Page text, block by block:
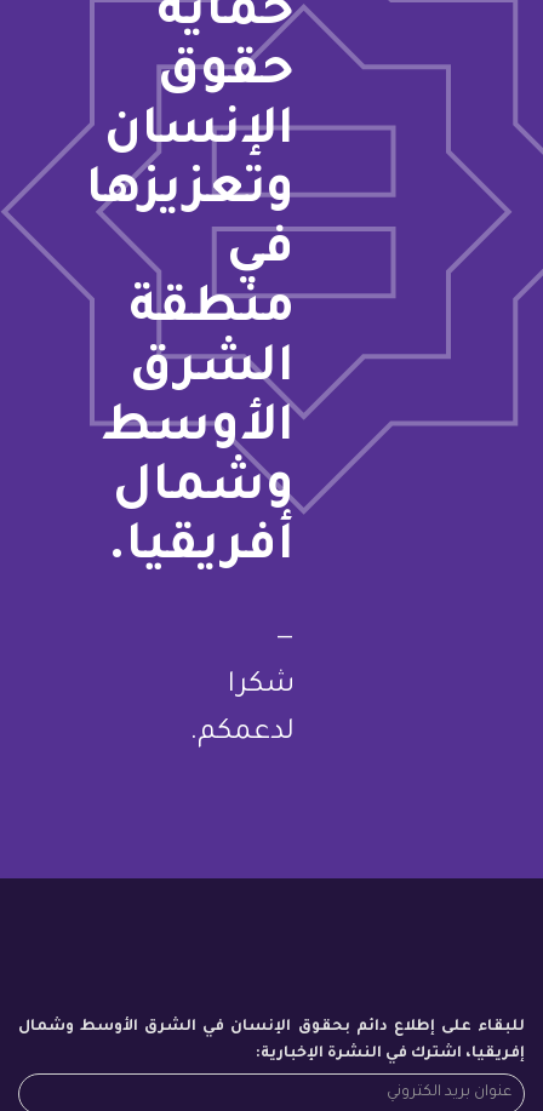
حماية
حقوق
الإنسان
وتعزيزها
في
منطقة
الشرق
الأوسط
وشمال
أفريقيا.
—
شكرا
لدعمكم.
للبقاء على إطلاع دائم بحقوق الإنسان في الشرق الأوسط وشمال
إفريقيا، اشترك في النشرة الإخبارية: